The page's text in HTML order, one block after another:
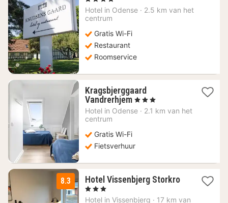
vanaf
Hotel in Odense · 2.5 km van het
centrum
Gratis Wi-Fi
Restaurant
Roomservice
Kragsbjerggaard
Vandrerhjem 1
nacht
, 3 Sterren
Hotel in Odense · 2.1 km van het
centrum
Gratis Wi-Fi
Fietsverhuur
8.3 Hotel Vissenbjerg Storkro1
vanaf
, 3 Sterren
Hotel in Vissenbjerg · 17 km van